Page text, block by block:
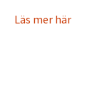
Läs mer här